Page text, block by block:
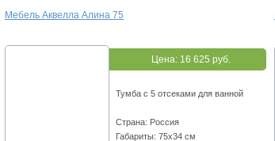
Мебель Аквелла Алина 75
Цена: 16 625 руб.
Тумба с 5 отсеками для ванной
Страна: Россия
Габариты: 75х34 см